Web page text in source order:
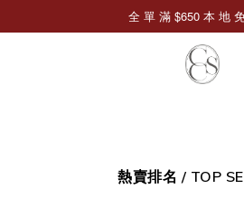
熱賣排名 / TOP